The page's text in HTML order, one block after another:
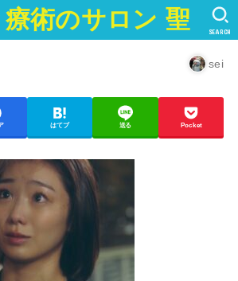
術のサロン 聖 SEARCH
sei
はてブ 送る Pocket